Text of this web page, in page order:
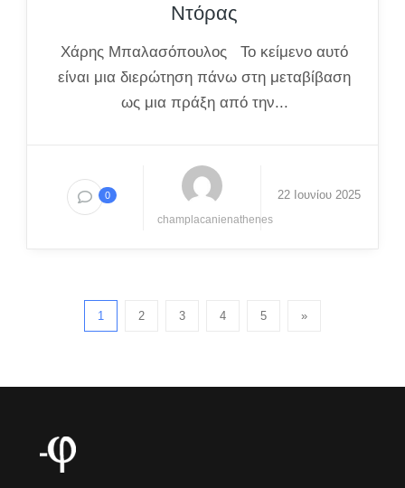
Ντόρας
Χάρης Μπαλασόπουλος Το κείμενο αυτό
είναι μια διερώτηση πάνω στη μεταβίβαση
ως μια πράξη από την...
0
champlacanienathenes
22 Ιουνίου 2025
1 2 3 4 5 »